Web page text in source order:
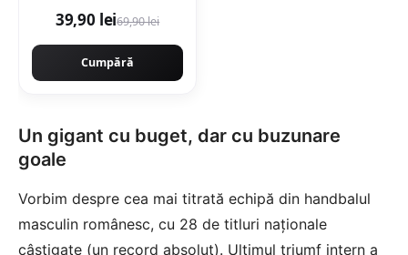
lucioasa rectificata tip
39,90 lei69,90 lei
Cumpără
Un gigant cu buget, dar cu buzunare
goale
Vorbim despre cea mai titrată echipă din handbalul
masculin românesc, cu 28 de titluri naționale
câștigate (un record absolut). Ultimul triumf intern a